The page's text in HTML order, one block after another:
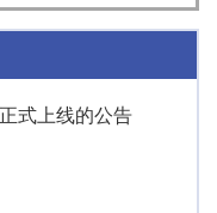
式上线的公告